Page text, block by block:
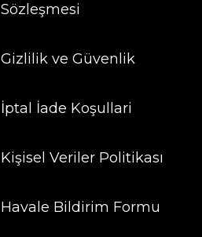
Sözleşmesi
Gizlilik ve Güvenlik
İptal İade Koşullari
Kişisel Veriler Politikası
Havale Bildirim Formu